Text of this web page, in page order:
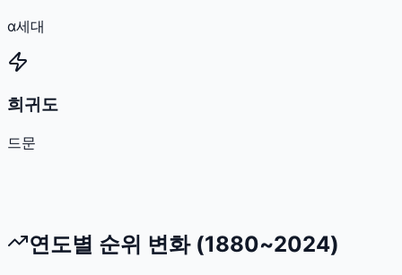
α세대
희귀도
드문
연도별 순위 변화 (1880~2024)